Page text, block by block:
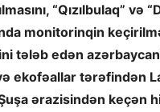
“Qızılbulaq” və
monitorinqin
tələb edən
ekofəallar tərəfindən
ərazisindən keçən